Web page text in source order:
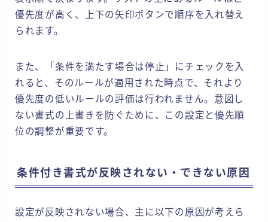
優先度が高く、上下の矢印ボタンで順序を入れ替え
られます。
また、「条件を満たす場合は停止」にチェックを入
れると、そのルールが適用された時点で、それより
優先度の低いルールの評価は行われません。意図し
ない書式の上書きを防ぐために、この設定と優先順
位の調整が重要です。
条件付き書式が反映されない・できない原因
設定が反映されない場合、主に以下の原因が考えら